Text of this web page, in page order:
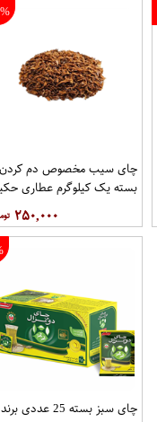
چای سیب مخصوص دم کردن
بسته یک کیلوگرم عطاری
۲۵۰,۰۰۰
چای سبز بسته 25 عددی برند